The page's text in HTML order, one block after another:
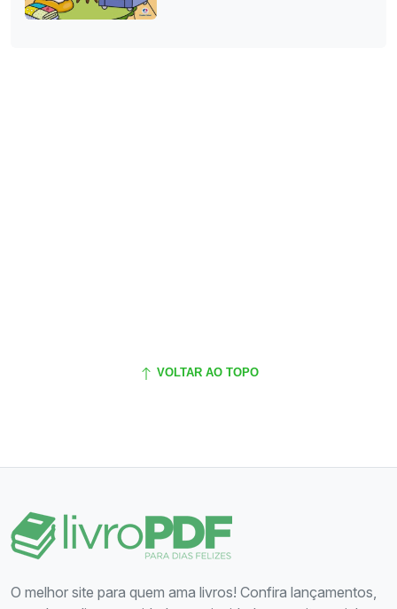
VOLTAR AO TOPO
O melhor site para quem ama livros! Confira lançamentos,